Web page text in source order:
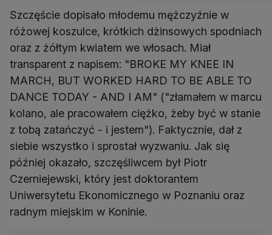
Szczęście dopisało młodemu mężczyźnie w
różowej koszulce, krótkich dżinsowych spodniach
oraz z żółtym kwiatem we włosach. Miał
transparent z napisem: "BROKE MY KNEE IN
MARCH, BUT WORKED HARD TO BE ABLE TO
DANCE TODAY - AND I AM" ("złamałem w marcu
kolano, ale pracowałem ciężko, żeby być w stanie
z tobą zatańczyć - i jestem"). Faktycznie, dał z
siebie wszystko i sprostał wyzwaniu. Jak się
później okazało, szczęśliwcem był Piotr
Czerniejewski, który jest doktorantem
Uniwersytetu Ekonomicznego w Poznaniu oraz
radnym miejskim w Koninie.